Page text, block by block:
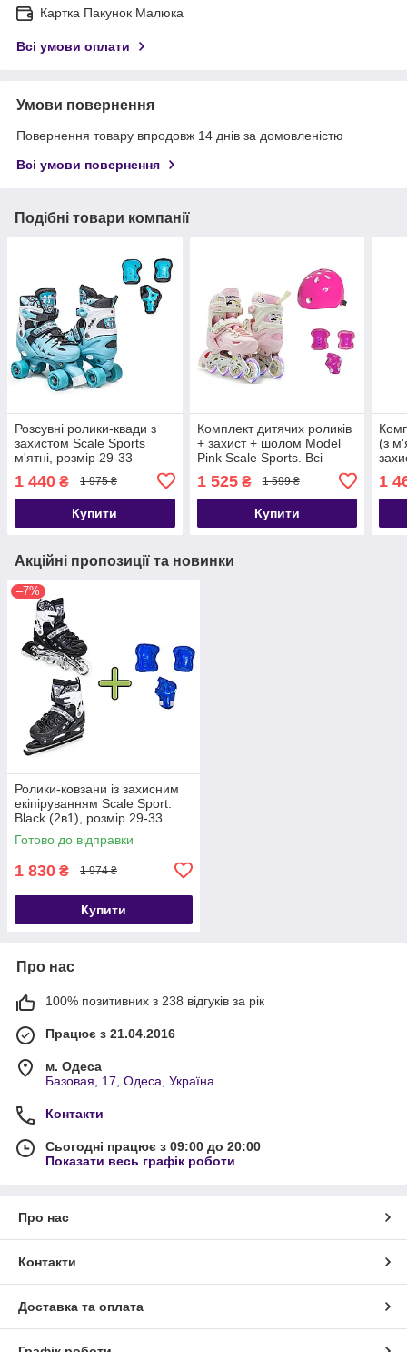
Картка Пакунок Малюка
Всі умови оплати
Умови повернення
Повернення товару впродовж 14 днів за домовленістю
Всі умови повернення
Подібні товари компанії
Розсувні ролики-квади з
захистом Scale Sports
м'ятні, розмір 29-33
1 440 ₴ 1 975 ₴
Купити
Комплект дитячих роликів
+ захист + шолом Model
Pink Scale Sports. Всі
колеса світяться. Розмір
29-33
1 525₴ 1 599 ₴
Купити
(з
33
1
Акційні пропозиції та новинки
–7%
Ролики-ковзани із захисним
екіпіруванням Scale Sport.
Black (2в1), розмір 29-33
Готово до відправки
1 830 ₴ 1 974 ₴
Купити
Про нас
100% позитивних з 238 відгуків за рік
Працює з 21.04.2016
м. Одеса
Базовая, 17, Одеса, Україна
Контакти
Сьогодні працює з 09:00 до 20:00
Показати весь графік роботи
Про нас
Контакти
Доставка та оплата